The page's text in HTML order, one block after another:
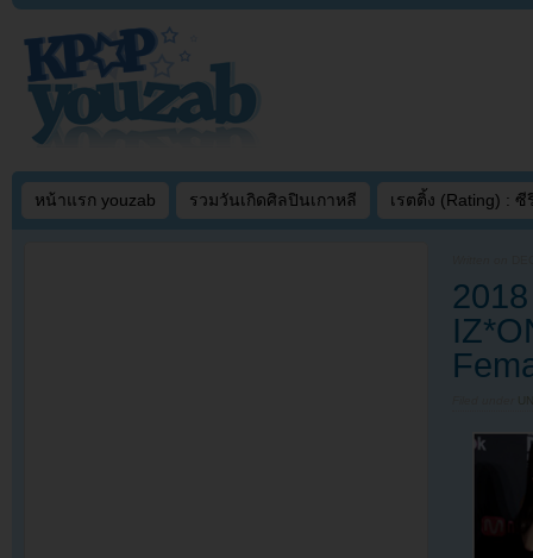
หน้าแรก youzab รวมวันเกิดศิลปินเกาหลี เรตติ้ง (Rating) : ซี